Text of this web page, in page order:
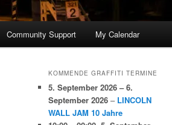
Community Support My Calendar
KOMMENDE GRAFFITI TERMINE
5. September 2026 – 6.
September 2026 – LINCOLN
WALL JAM 10 Jahre